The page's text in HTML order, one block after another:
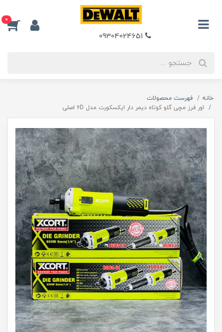
0
خانه
فهرست محصولات
اور فرز مچی گلو کوتاه دیمر دار ایکسکورت مدل 6D اصلی